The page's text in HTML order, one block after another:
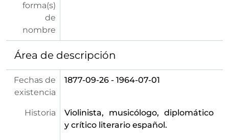
forma(s)
de
nombre
Área de descripción
Fechas de
existencia
1877-09-26 - 1964-07-01
Historia
Violinista, musicólogo, diplomático
y crítico literario español.